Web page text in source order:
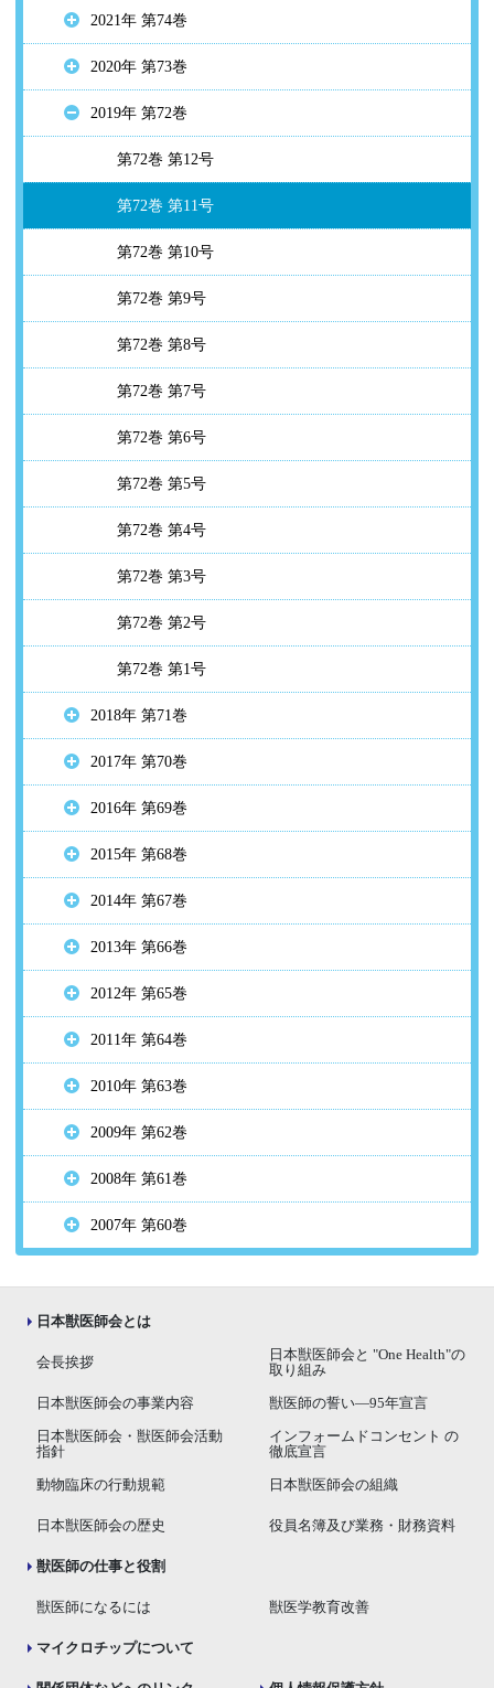
2021年 第74巻
2020年 第73巻
2019年 第72巻
第72巻 第12号
第72巻 第11号
第72巻 第10号
第72巻 第9号
第72巻 第8号
第72巻 第7号
第72巻 第6号
第72巻 第5号
第72巻 第4号
第72巻 第3号
第72巻 第2号
第72巻 第1号
2018年 第71巻
2017年 第70巻
2016年 第69巻
2015年 第68巻
2014年 第67巻
2013年 第66巻
2012年 第65巻
2011年 第64巻
2010年 第63巻
2009年 第62巻
2008年 第61巻
2007年 第60巻
日本獣医師会とは
会長挨拶
日本獣医師会と "One Health"の
取り組み
日本獣医師会の事業内容 獣医師の誓い―95年宣言
日本獣医師会・獣医師会活動
指針
インフォームドコンセント の
徹底宣言
動物臨床の行動規範 日本獣医師会の組織
日本獣医師会の歴史 役員名簿及び業務・財務資料
獣医師の仕事と役割
獣医師になるには 獣医学教育改善
マイクロチップについて